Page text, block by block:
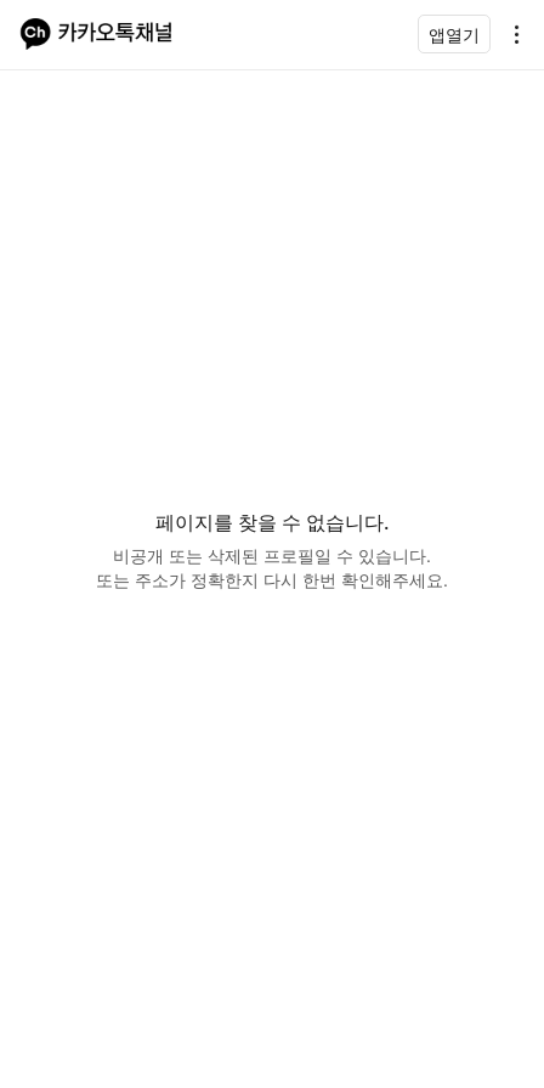
앱열기
페이지를 찾을 수 없습니다.
비공개 또는 삭제된 프로필일 수 있습니다.
또는 주소가 정확한지 다시 한번 확인해주세요.